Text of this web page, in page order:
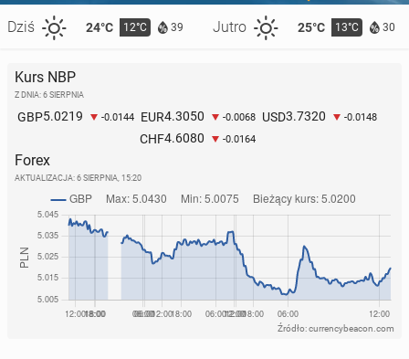
Dziś 24°C 12°C 39 Jutro 25°C 13°C 30
Kurs NBP
Z DNIA: 6 SIERPNIA
GBP5.0219 -0.0144 EUR4.3050 -0.0068 USD3.7320 -0.0148
CHF4.6080 -0.0164
Forex
AKTUALIZACJA: 6 SIERPNIA, 15:20
Źródło: currencybeacon.com